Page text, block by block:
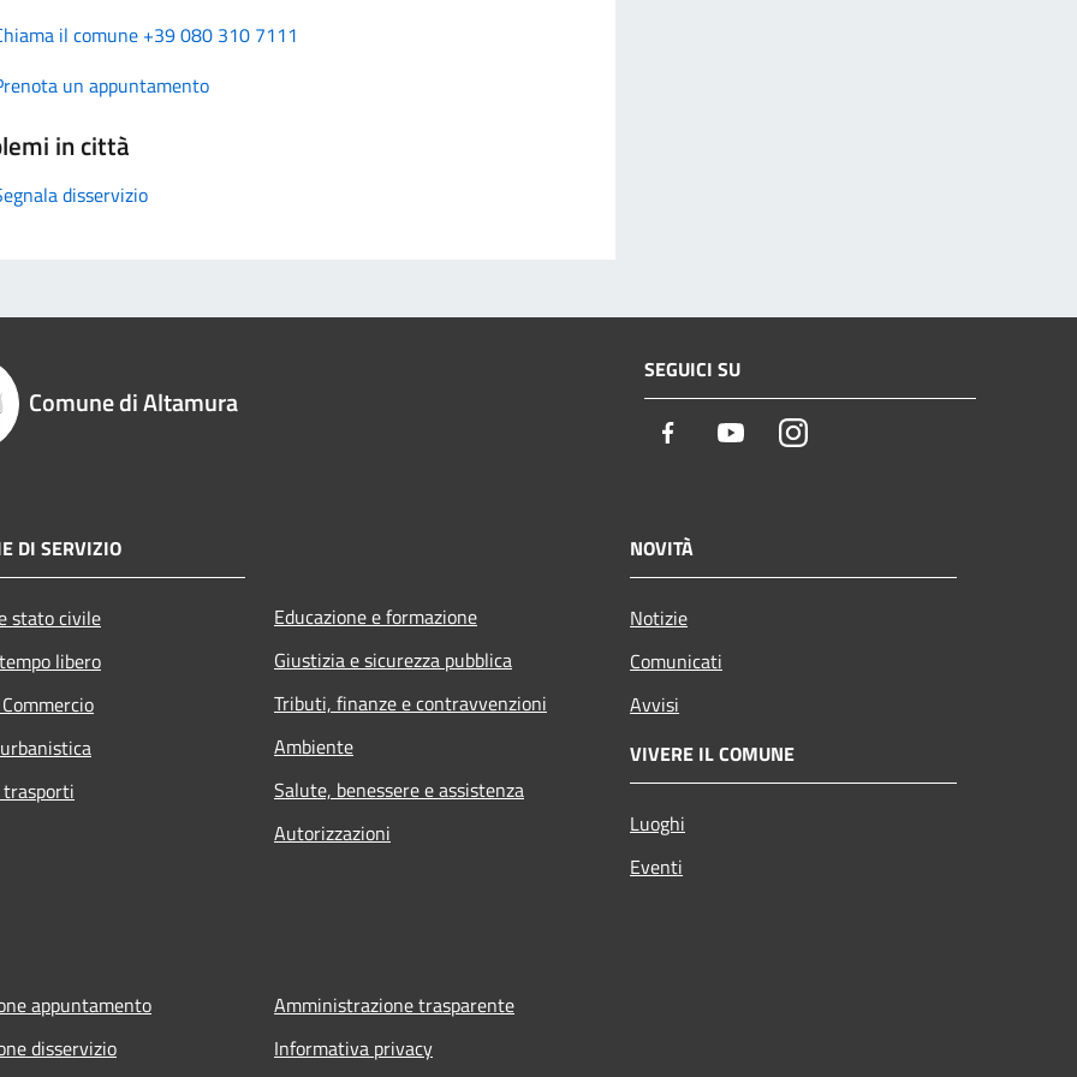
il comune +39 080 310 7111
un appuntamento
in città
disservizio
Comune di Altamura
SEGUICI SU
Facebook YoutubeInstagram
DI SERVIZIO
stato civile
libero
Educazione e formazione
Giustizia e sicurezza pubblica
Tributi, finanze e contravvenzioni
Ambiente
Salute, benessere e assistenza
Autorizzazioni
NOVITÀ
Notizie
Comunicati
Avvisi
VIVERE IL COMUNE
Luoghi
Eventi
appuntamento
disservizio
Amministrazione trasparente
Informativa privacy